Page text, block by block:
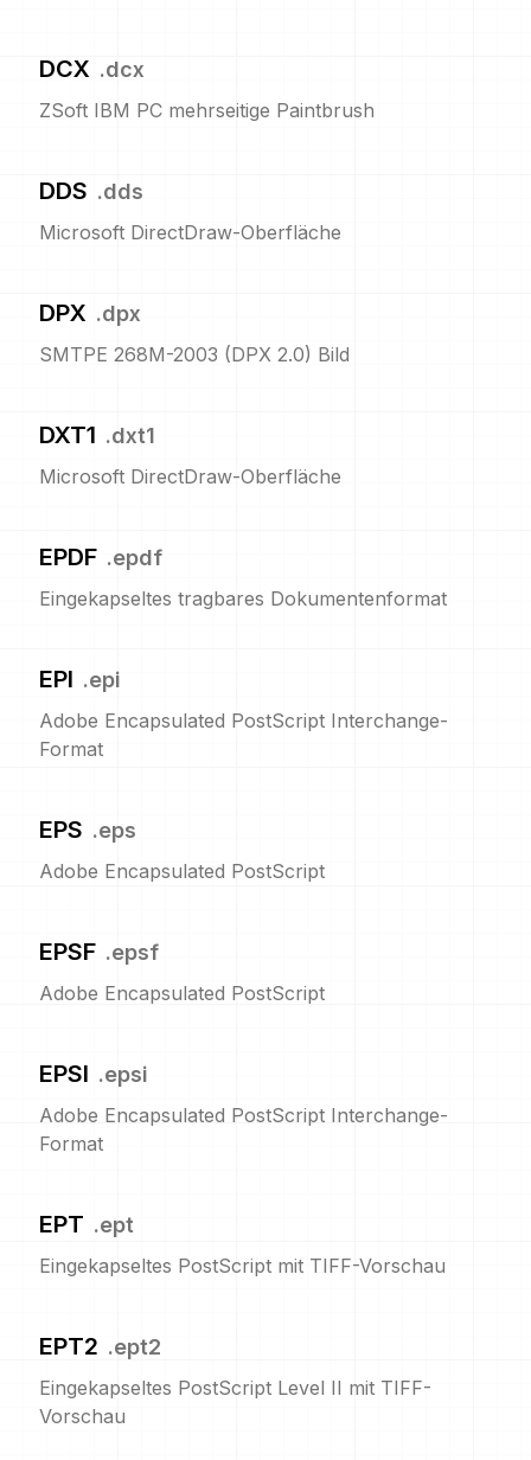
DCX .dcx
ZSoft IBM PC mehrseitige Paintbrush
DDS .dds
Microsoft DirectDraw-Oberfläche
DPX .dpx
SMTPE 268M-2003 (DPX 2.0) Bild
DXT1 .dxt1
Microsoft DirectDraw-Oberfläche
EPDF .epdf
Eingekapseltes tragbares Dokumentenformat
EPI .epi
Adobe Encapsulated PostScript Interchange-
Format
EPS .eps
Adobe Encapsulated PostScript
EPSF .epsf
Adobe Encapsulated PostScript
EPSI .epsi
Adobe Encapsulated PostScript Interchange-
Format
EPT .ept
Eingekapseltes PostScript mit TIFF-Vorschau
EPT2 .ept2
Eingekapseltes PostScript Level II mit TIFF-
Vorschau